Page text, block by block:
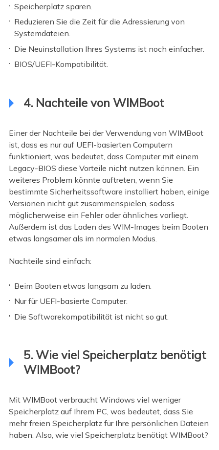
Speicherplatz sparen.
Reduzieren Sie die Zeit für die Adressierung von
Systemdateien.
Die Neuinstallation Ihres Systems ist noch einfacher.
BIOS/UEFI-Kompatibilität.
4. Nachteile von WIMBoot
Einer der Nachteile bei der Verwendung von WIMBoot
ist, dass es nur auf UEFI-basierten Computern
funktioniert, was bedeutet, dass Computer mit einem
Legacy-BIOS diese Vorteile nicht nutzen können. Ein
weiteres Problem könnte auftreten, wenn Sie
bestimmte Sicherheitssoftware installiert haben, einige
Versionen nicht gut zusammenspielen, sodass
möglicherweise ein Fehler oder ähnliches vorliegt.
Außerdem ist das Laden des WIM-Images beim Booten
etwas langsamer als im normalen Modus.
Nachteile sind einfach:
Beim Booten etwas langsam zu laden.
Nur für UEFI-basierte Computer.
Die Softwarekompatibilität ist nicht so gut.
5. Wie viel Speicherplatz benötigt
WIMBoot?
Mit WIMBoot verbraucht Windows viel weniger
Speicherplatz auf Ihrem PC, was bedeutet, dass Sie
mehr freien Speicherplatz für Ihre persönlichen Dateien
haben. Also, wie viel Speicherplatz benötigt WIMBoot?